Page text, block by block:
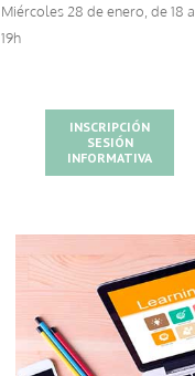
Miércoles 28 de enero, de 18 a
19h
INSCRIPCIÓN
SESIÓN
INFORMATIVA